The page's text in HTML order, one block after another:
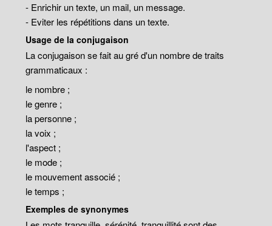
- Enrichir un texte, un mail, un message.
- Eviter les répétitions dans un texte.
Usage de la conjugaison
La conjugaison se fait au gré d'un nombre de traits
grammaticaux :
le nombre ;
le genre ;
la personne ;
la voix ;
l'aspect ;
le mode ;
le mouvement associé ;
le temps ;
Exemples de synonymes